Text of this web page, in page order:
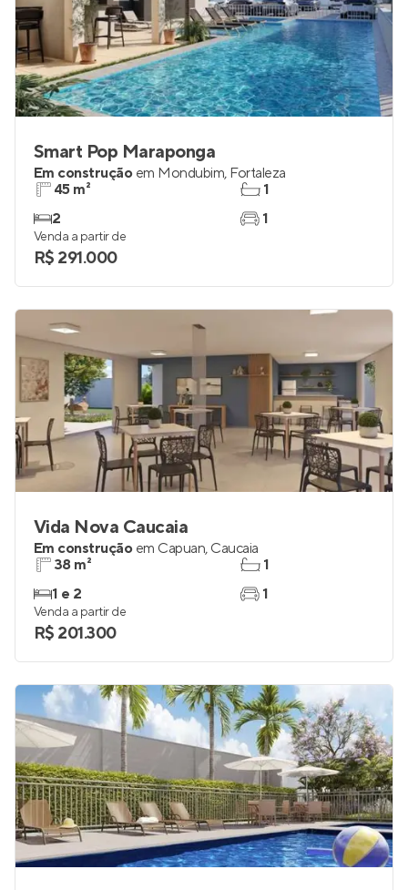
Smart Pop Maraponga
Em construção em Mondubim, Fortaleza
45 m²
2
1
1
Venda a partir de
R$ 291.000
Vida Nova Caucaia
Em construção em Capuan, Caucaia
38 m²
1 e 2
1
1
Venda a partir de
R$ 201.300